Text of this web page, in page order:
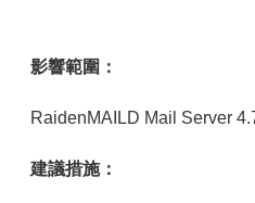
影響範圍：
RaidenMAILD Mail Server
建議措施：